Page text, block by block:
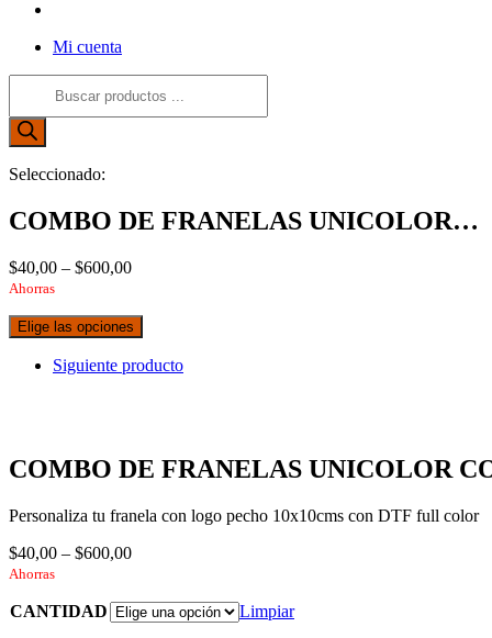
de
web
Mi cuenta
productos
Seleccionado:
COMBO DE FRANELAS UNICOLOR…
$40,00 – $600,00
Ahorras
Elige las opciones
Siguiente producto
COMBO DE FRANELAS UNICOLOR
Personaliza tu franela con logo pecho 10x10cms con DTF full color
$40,00 – $600,00
Ahorras
CANTIDAD Limpiar